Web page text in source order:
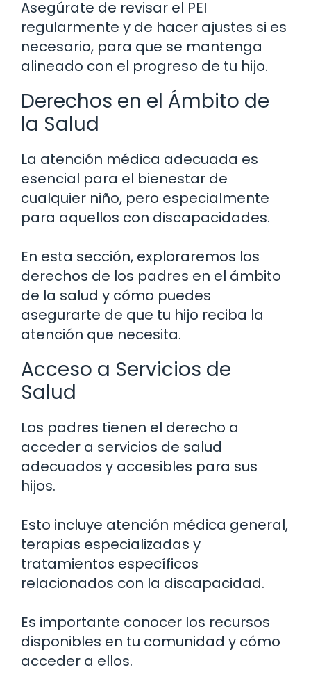
Asegúrate de revisar el PEI
regularmente y de hacer ajustes si es
necesario, para que se mantenga
alineado con el progreso de tu hijo.
Derechos en el Ámbito de
la Salud
La atención médica adecuada es
esencial para el bienestar de
cualquier niño, pero especialmente
para aquellos con discapacidades.
En esta sección, exploraremos los
derechos de los padres en el ámbito
de la salud y cómo puedes
asegurarte de que tu hijo reciba la
atención que necesita.
Acceso a Servicios de
Salud
Los padres tienen el derecho a
acceder a servicios de salud
adecuados y accesibles para sus
hijos.
Esto incluye atención médica general,
terapias especializadas y
tratamientos específicos
relacionados con la discapacidad.
Es importante conocer los recursos
disponibles en tu comunidad y cómo
acceder a ellos.